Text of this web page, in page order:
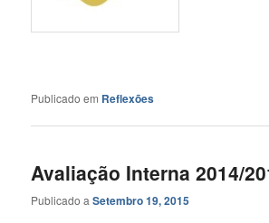
Publicado em Reflexões
Avaliação Interna 2014/
Publicado aSetembro 19, 2015